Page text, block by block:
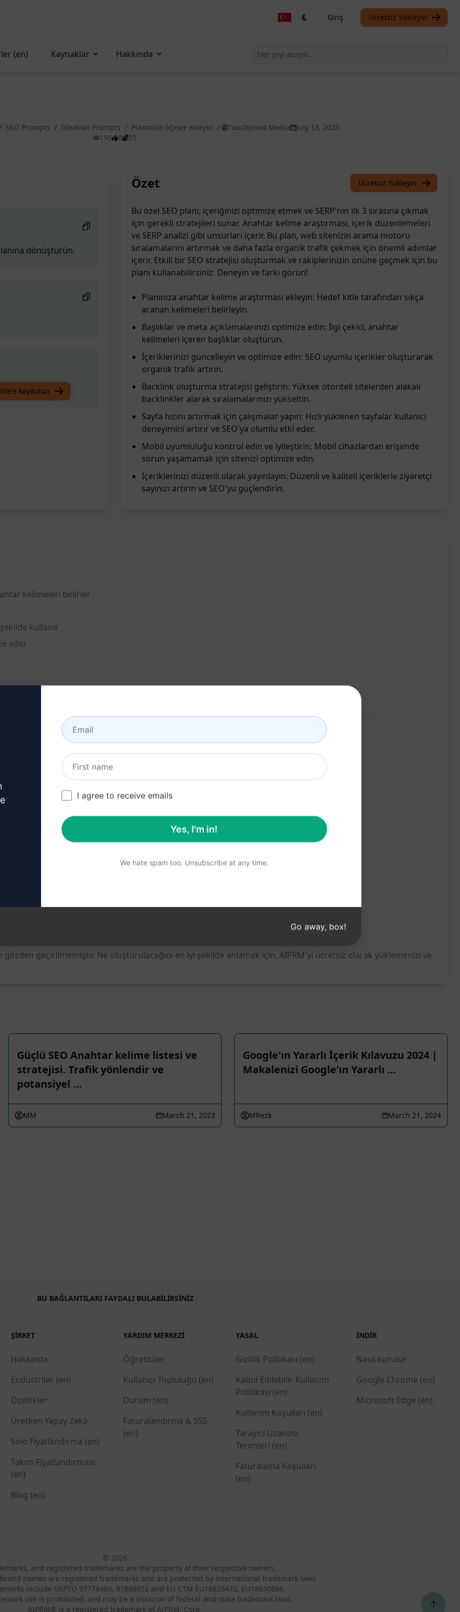
Giriş Ücretsiz Yükleyin
(en) Kaynaklar Hakkında
SEO Prompts / Ideation Prompts / Planınıza öğeler ekleyin / Touchpoint Media
July 13, 2023
195
0 55
dönüştürün.
dönüştürün.
kaydolun
Özet Ücretsiz Yükleyin
Bu özel SEO planı, içeriğinizi optimize etmek ve SERP'nin ilk 3 sırasına çıkmak
için gerekli stratejileri sunar. Anahtar kelime araştırması, içerik düzenlemeleri
ve SERP analizi gibi unsurları içerir. Bu plan, web sitenizin arama motoru
sıralamalarını artırmak ve daha fazla organik trafik çekmek için önemli adımlar
içerir. Etkili bir SEO stratejisi oluşturmak ve rakiplerinizin önüne geçmek için bu
planı kullanabilirsiniz. Deneyin ve farkı görün!
Planınıza anahtar kelime araştırması ekleyin: Hedef kitle tarafından sıkça
aranan kelimeleri belirleyin.
Başlıklar ve meta açıklamalarınızı optimize edin: İlgi çekici, anahtar
kelimeleri içeren başlıklar oluşturun.
İçeriklerinizi güncelleyin ve optimize edin: SEO uyumlu içerikler oluşturarak
organik trafik artırın.
Backlink oluşturma stratejisi geliştirin: Yüksek otoriteli sitelerden alakalı
backlinkler alarak sıralamalarınızı yükseltin.
Sayfa hızını artırmak için çalışmalar yapın: Hızlı yüklenen sayfalar kullanıcı
deneyimini artırır ve SEO'ya olumlu etki eder.
Mobil uyumluluğu kontrol edin ve iyileştirin: Mobil cihazlardan erişimde
sorun yaşamamak için sitenizi optimize edin.
İçeriklerinizi düzenli olarak yayınlayın: Düzenli ve kaliteli içeriklerle ziyaretçi
sayınızı artırın ve SEO'yu güçlendirin.
kelimeleri belirler
kullanır
eder
oluşturur
günceller
artırır
gözden geçirilmemiştir. Ne oluşturulacağını en iyi şekilde anlamak için, AIPRM'yi ücretsiz olarak yüklemenizi ve
Güçlü SEO Anahtar kelime listesi ve
stratejisi. Trafik yönlendir ve
potansiyel …
MM March 21, 2023
Google'ın Yararlı İçerik Kılavuzu 2024 |
Makalenizi Google'ın Yararlı …
MRezk March 21, 2024
BU BAĞLANTILARI FAYDALI BULABILIRSINIZ
ŞIRKET
Hakkında
Endüstriler (en)
Özellikler
Üretken Yapay Zeka
Solo Fiyatlandırma (en)
Takım Fiyatlandırması
(en)
Blog (en)
YARDIM MERKEZI
Öğreticiler
Kullanıcı Topluluğu (en)
Durum (en)
Faturalandırma & SSS
(en)
YASAL
Gizlilik Politikası (en)
Kabul Edilebilir Kullanım
Politikası (en)
Kullanım Koşulları (en)
Tarayıcı Uzantısı
Terimleri (en)
Faturalama Koşulları
(en)
İNDIR
Nasıl kurulur
Google Chrome (en)
Microsoft Edge (en)
© 2026
and registered trademarks are the property of their respective owners.
names are registered trademarks and are protected by international trademark laws.
include USPTO 97778465, 97866052 and EU CTM EU18823472, EU18830896.
use is prohibited, and may be a violation of federal and state trademark laws.
AIPRM® is a registered trademark of AIPRM, Corp.
↑
I agree to receive emails
Yes, I'm in!
We hate spam too. Unsubscribe at any time.
Go away, box!